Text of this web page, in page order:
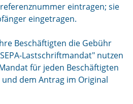
eintragen; sie
eingetragen.
Beschäftigten die Gebühr
Lastschriftmandat" nutzen
für jeden Beschäftigten
dem Antrag im Original